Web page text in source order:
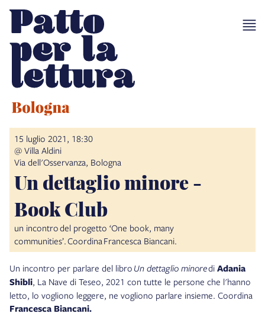
15 luglio 2021, 18:30
@ Villa Aldini
Via dell'Osservanza, Bologna
Un dettaglio minore -
Book Club
un incontro del progetto ‘One book, many
communities’. Coordina Francesca Biancani.
Un incontro per parlare del libro Un dettaglio minoredi Adania
Shibli, La Nave di Teseo, 2021 con tutte le persone che l'hanno
letto, lo vogliono leggere, ne vogliono parlare insieme. Coordina
Francesca Biancani.